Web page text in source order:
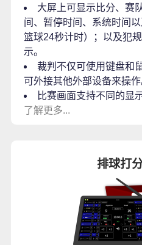
大屏上可显示比分、赛
间、暂停时间、系统时间
篮球24秒计时）；以及犯
示。
裁判不仅可使用键盘和
可外接其他外部设备来操作
比赛画面支持不同的显
了解更多...
排球打